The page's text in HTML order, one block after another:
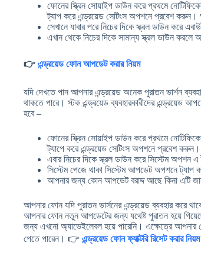
ফোনের স্ক্রিন সোয়াইপ ডাউন করে প্রথমে
ট্যাপ করে এন্ড্রয়েড সেটিংস অপশনে প্রবেশ করুন।
সেখানে যাবার পরে নিচের দিকে স্ক্রল ডাউন করে
এখান থেকে নিচের দিকে সামান্য স্ক্রল ডাউন করলে
👉 এন্ড্রয়েড ফোন আপডেট করার নিয়ম
যদি দেখতে পান আপনার এন্ড্রয়েড অনেক পুরাতন ভার্শন
থাকতে পারে। স্টক এন্ড্রয়েড ব্যবহারকারীদের এন্ড্রয়েড
হবে –
ফোনের স্ক্রিন সোয়াইপ ডাউন করে প্রথমে
ট্যাপে করে এন্ড্রয়েড সেটিংস অপশনে প্রবেশ
এবার নিচের দিকে স্ক্রল ডাউন করে সিস্টেম অপশন
সিস্টেম পেজে থাকা সিস্টেম আপডেট অপশনে ট্যাপ
আপনার জন্য কোন আপডেট বরাদ্দ আছে কিনা এটি
আপনার ফোন যদি পুরাতন ভার্সনের এন্ড্রয়েড ব্যবহার করে
আপনার ফোন নতুন আপডেটের জন্য যথেষ্ট পুরাতন হয়ে
জন্য এখনো অ্যাভেইলেবল হয়ে পারেনি। এক্ষেত্রে আপনার
পেতে পারেন। 👉 এন্ড্রয়েড ফোন ফ্যাক্টরি রিসেট করার নিয়ম